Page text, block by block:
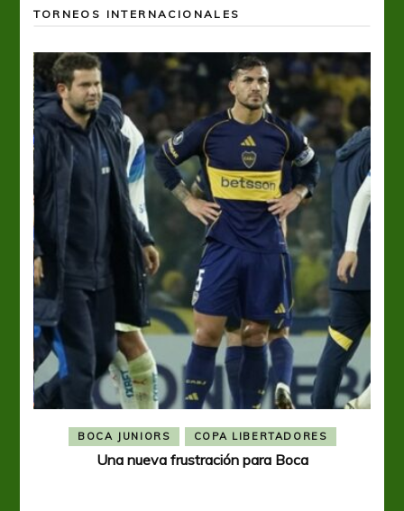
TORNEOS INTERNACIONALES
BOCA JUNIORS COPA LIBERTADORES
Una nueva frustración para Boca